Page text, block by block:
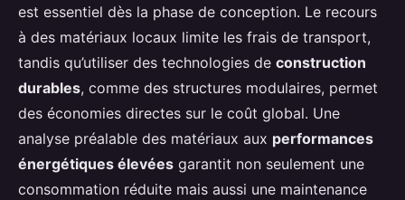
est essentiel dès la phase de conception. Le recours
à des matériaux locaux limite les frais de transport,
tandis qu’utiliser des technologies de construction
durables, comme des structures modulaires, permet
des économies directes sur le coût global. Une
analyse préalable des matériaux aux performances
énergétiques élevées garantit non seulement une
consommation réduite mais aussi une maintenance